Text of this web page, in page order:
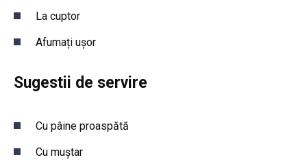
La cuptor
Afumați ușor
Sugestii de servire
Cu pâine proaspătă
Cu muștar